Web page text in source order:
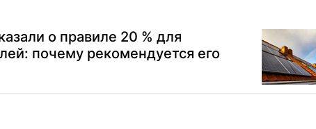
о правиле 20 % для
почему рекомендуется его